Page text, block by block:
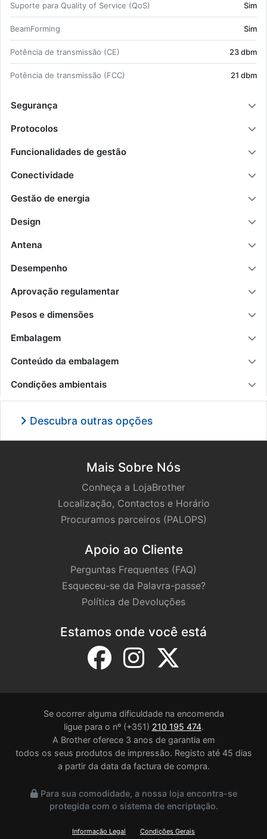
Su­porte para Qua­lity of Ser­vice (QoS) Sim
Be­am­For­ming Sim
Po­tência de trans­missão (CE) 23 dbm
Po­tência de trans­missão (FCC) 21 dbm
Segurança
Protocolos
Funcionalidades de gestão
Conectividade
Gestão de energia
Design
Antena
Desempenho
Aprovação regulamentar
Pesos e dimensões
Embalagem
Conteúdo da embalagem
Condições ambientais
Descubra outras opções
Mais Sobre Nós
Conheça a LojaBrother
Localização, Contactos e Horário
Procuramos parceiros (PALOPS)
Apoio ao Cliente
Perguntas Frequentes (FAQ)
Esqueceu-se da Palavra-passe?
Política de Devoluções
Estamos onde você está
Se ocorrer alguma dificuldade na encomenda
ligue para o nº (+351) 210 195 474.
A Brother oferece 3 anos de garantia em
todos os seus produtos de impressão. Registo até 45 dias
a partir da data da factura de compra.
Para sua comodidade, a nossa loja encontra-se
protegida com o sistema de encriptação.
Informação Legal Condições Gerais